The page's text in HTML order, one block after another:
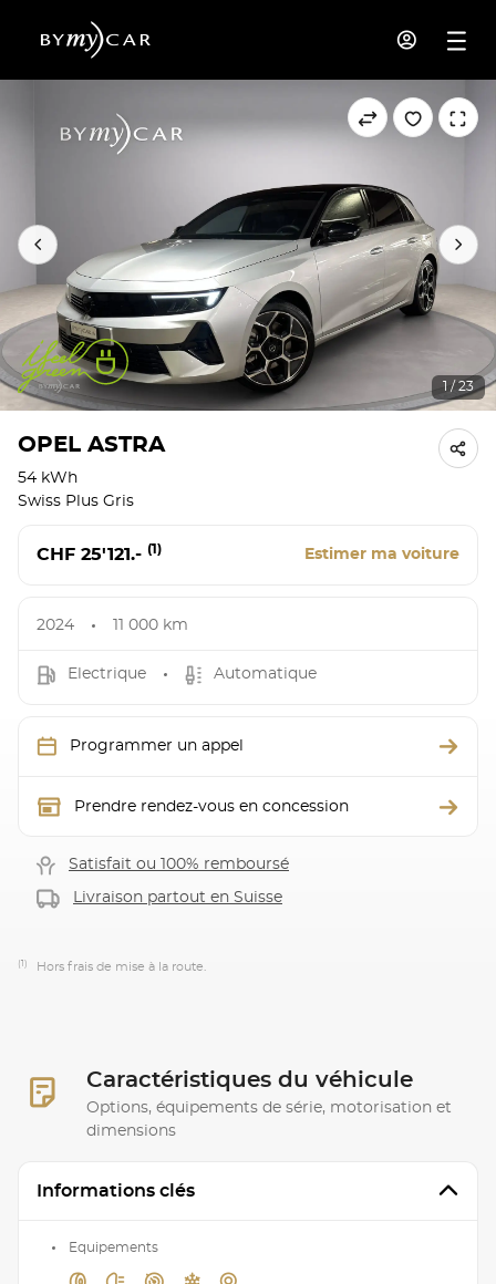
1 / 23
OPEL ASTRA
54 kWh
Swiss Plus Gris
CHF 25'121.- (1) Estimer ma voiture
2024 11 000 km
Electrique Automatique
Programmer un appel
Prendre rendez-vous en concession
Satisfait ou 100% remboursé
Livraison partout en Suisse
(1) Hors frais de mise à la route.
Caractéristiques du véhicule
Options, équipements de série, motorisation et
dimensions
Informations clés
Equipements